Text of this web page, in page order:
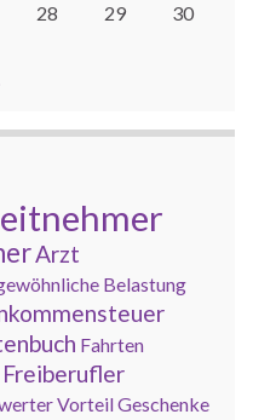
28 29
30
Arzt
Belastung
Fahrten
Freiberufler
VorteilGeschenke